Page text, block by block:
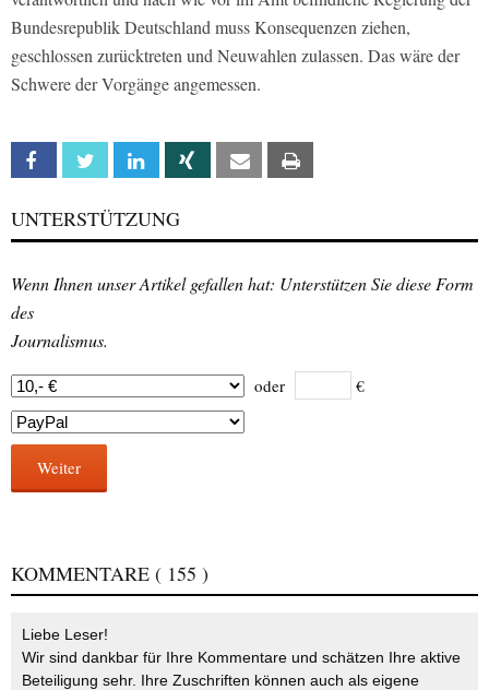
Bundesrepublik Deutschland muss Konsequenzen ziehen,
geschlossen zurücktreten und Neuwahlen zulassen. Das wäre der
Schwere der Vorgänge angemessen.
Facebook Twitter Linkedin Xing Email
UNTERSTÜTZUNG
Wenn Ihnen unser Artikel gefallen hat: Unterstützen Sie diese Form
des
Journalismus.
oder €
Weiter
KOMMENTARE ( 155 )
Liebe Leser!
Wir sind dankbar für Ihre Kommentare und schätzen Ihre aktive
Beteiligung sehr. Ihre Zuschriften können auch als eigene